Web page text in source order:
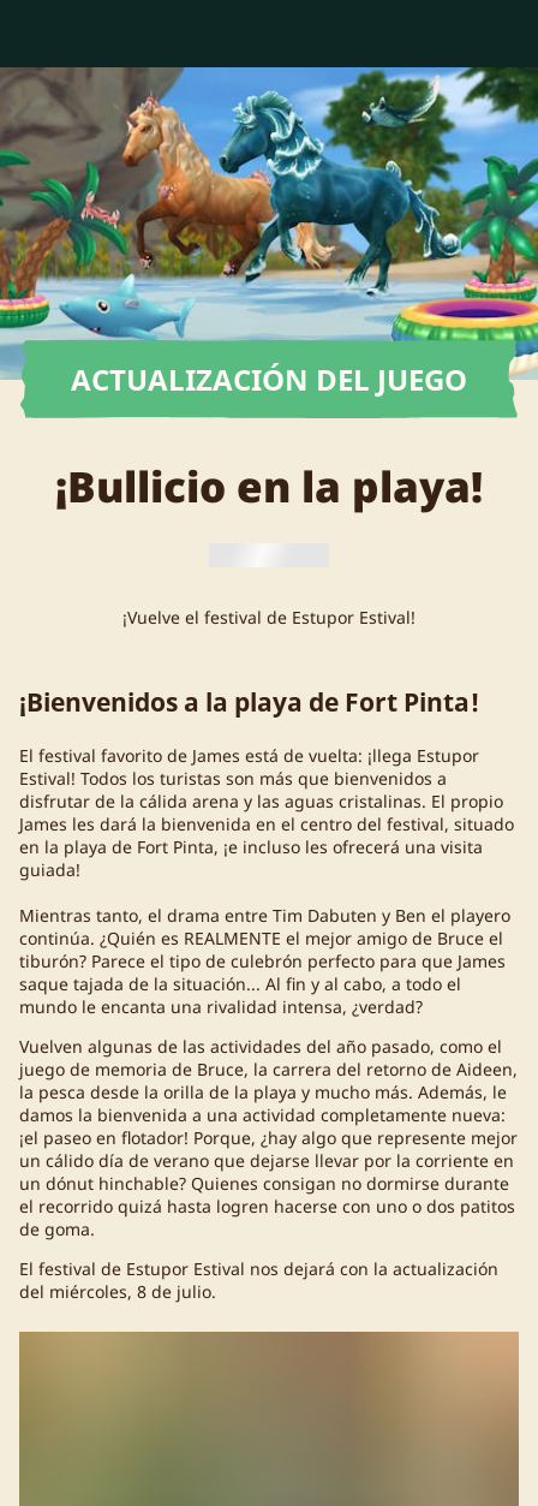
ACTUALIZACIÓN DEL JUEGO
¡Bullicio en la playa!
¡Vuelve el festival de Estupor Estival!
¡Bienvenidos a la playa de Fort Pinta!
El festival favorito de James está de vuelta: ¡llega Estupor
Estival! Todos los turistas son más que bienvenidos a
disfrutar de la cálida arena y las aguas cristalinas. El propio
James les dará la bienvenida en el centro del festival, situado
en la playa de Fort Pinta, ¡e incluso les ofrecerá una visita
guiada!
Mientras tanto, el drama entre Tim Dabuten y Ben el playero
continúa. ¿Quién es REALMENTE el mejor amigo de Bruce el
tiburón? Parece el tipo de culebrón perfecto para que James
saque tajada de la situación... Al fin y al cabo, a todo el
mundo le encanta una rivalidad intensa, ¿verdad?
Vuelven algunas de las actividades del año pasado, como el
juego de memoria de Bruce, la carrera del retorno de Aideen,
la pesca desde la orilla de la playa y mucho más. Además, le
damos la bienvenida a una actividad completamente nueva:
¡el paseo en flotador! Porque, ¿hay algo que represente mejor
un cálido día de verano que dejarse llevar por la corriente en
un dónut hinchable? Quienes consigan no dormirse durante
el recorrido quizá hasta logren hacerse con uno o dos patitos
de goma.
El festival de Estupor Estival nos dejará con la actualización
del miércoles, 8 de julio.